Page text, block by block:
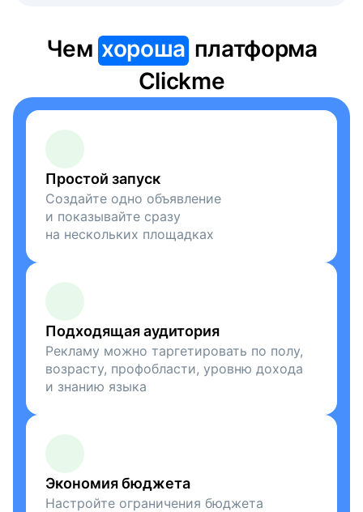
Чемхороша платформа
Clickme
Простой запуск
Создайте одно объявление
и показывайте сразу
на нескольких площадках
Подходящая аудитория
Рекламу можно таргетировать по полу,
возрасту, профобласти, уровню дохода
и знанию языка
Экономия бюджета
Настройте ограничения бюджета